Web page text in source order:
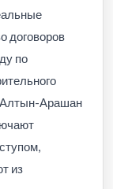
договоров
по
Алтын-Арашан
из